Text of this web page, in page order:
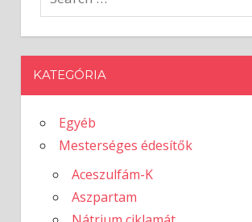
KATEGÓRIA
Egyéb
Mesterséges édesítők
Aceszulfám-K
Aszpartam